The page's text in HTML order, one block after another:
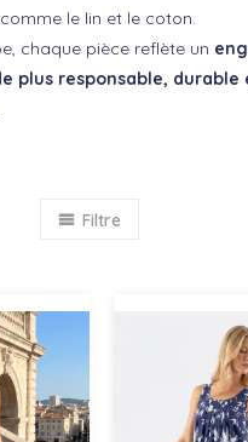
le lin et le coton.
chaque pièce reflète un
plus responsable, durable
Filtre